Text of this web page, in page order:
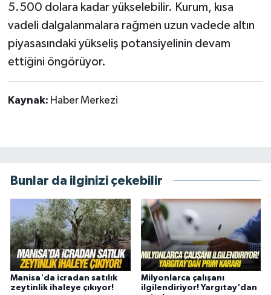
5.500 dolara kadar yükselebilir. Kurum, kısa
vadeli dalgalanmalara rağmen uzun vadede altın
piyasasındaki yükseliş potansiyelinin devam
ettiğini öngörüyor.
Kaynak: Haber Merkezi
Bunlar da ilginizi çekebilir
Manisa'da icradan satılık
zeytinlik ihaleye çıkıyor!
Milyonlarca çalışanı
ilgilendiriyor! Yargıtay'dan